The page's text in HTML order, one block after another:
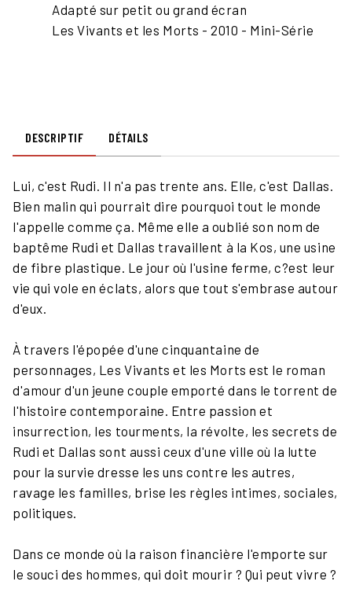
film-roll
Adapté sur petit ou grand écran
Les Vivants et les Morts - 2010 - Mini-Série
DESCRIPTIF DÉTAILS
Lui, c'est Rudi. Il n'a pas trente ans. Elle, c'est Dallas.
Bien malin qui pourrait dire pourquoi tout le monde
l'appelle comme ça. Même elle a oublié son nom de
baptême Rudi et Dallas travaillent à la Kos, une usine
de fibre plastique. Le jour où l'usine ferme, c?est leur
vie qui vole en éclats, alors que tout s'embrase autour
d'eux.
À travers l'épopée d'une cinquantaine de
personnages, Les Vivants et les Morts est le roman
d'amour d'un jeune couple emporté dans le torrent de
l'histoire contemporaine. Entre passion et
insurrection, les tourments, la révolte, les secrets de
Rudi et Dallas sont aussi ceux d'une ville où la lutte
pour la survie dresse les uns contre les autres,
ravage les familles, brise les règles intimes, sociales,
politiques.
Dans ce monde où la raison financière l'emporte sur
le souci des hommes, qui doit mourir ? Qui peut vivre ?